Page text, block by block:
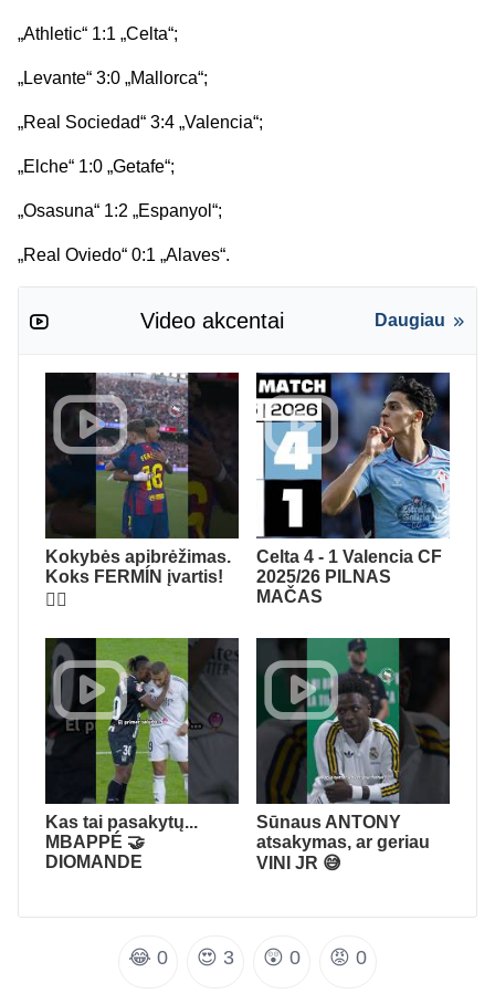
„Athletic“ 1:1 „Celta“;
„Levante“ 3:0 „Mallorca“;
„Real Sociedad“ 3:4 „Valencia“;
„Elche“ 1:0 „Getafe“;
„Osasuna“ 1:2 „Espanyol“;
„Real Oviedo“ 0:1 „Alaves“.
Video akcentai Daugiau
Kokybės apibrėžimas.
Koks FERMÍN įvartis!
😮‍💨
Celta 4 - 1 Valencia CF
2025/26 PILNAS
MAČAS
Kas tai pasakytų...
MBAPPÉ 🤝
DIOMANDE
Sūnaus ANTONY
atsakymas, ar geriau
VINI JR 😅
😂 0 😍 3 😲 0 😡 0